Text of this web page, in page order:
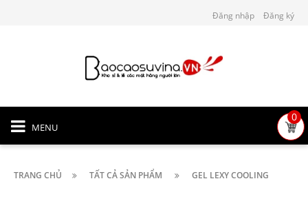
Đăng nhập Đăng ký
MENU
0
TRANG CHỦ TẤT CẢ SẢN PHẨM GEL LEXY COOLING